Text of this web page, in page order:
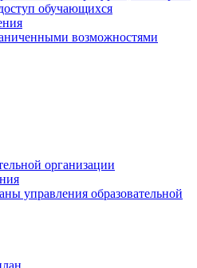
обучающихся
возможностями
организации
управления образовательной